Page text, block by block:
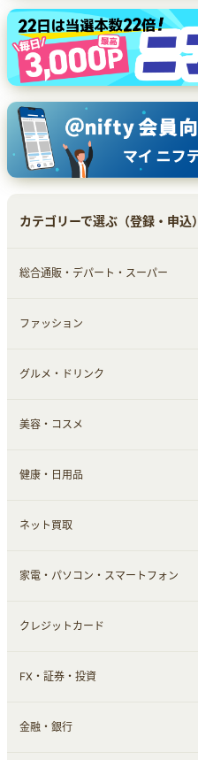
カテゴリーで選ぶ（登録・申込）
総合通販・デパート・スーパー
すべて見る
総合通販
ファッション
すべて見る
ファッション
インナー・下着
スーツ・フォーマル
グルメ・ドリンク
すべて見る
グルメ
お酒
食材宅配
ウォーターサーバー
美容・コスメ
すべて見る
ヘアケア
エステ・サロン
メンズ美容
健康・日用品
すべて見る
スポーツ・フィットネス
日用品・薬局・からだ
ネット買取
すべて見る
ネット買取
家電・パソコン・スマートフォン
すべて見る
家電・パソコン・ソフトウェア
通信・レンタルサーバー
クレジットカード
すべて見る
クレジットカード
FX・証券・投資
すべて見る
金融・銀行